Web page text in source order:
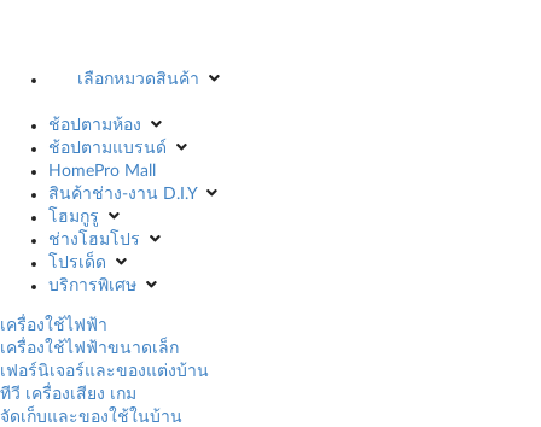
เลือกหมวดสินค้า
ช้อปตามห้อง
ช้อปตามแบรนด์
HomePro Mall
สินค้าช่าง-งาน D.I.Y
โฮมกูรู
ช่างโฮมโปร
โปรเด็ด
บริการพิเศษ
เครื่องใช้ไฟฟ้า
เครื่องใช้ไฟฟ้าขนาดเล็ก
เฟอร์นิเจอร์และของแต่งบ้าน
ทีวี เครื่องเสียง เกม
จัดเก็บและของใช้ในบ้าน